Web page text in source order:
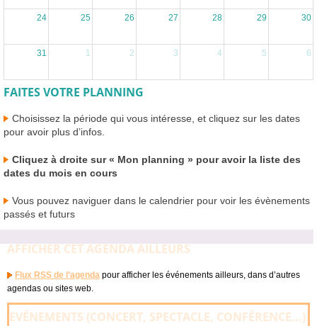
24 25 26 27 28 29 30
31 1 2 3 4 5 6
FAITES VOTRE PLANNING
Choisissez la période qui vous intéresse, et cliquez sur les dates
pour avoir plus d’infos.
Cliquez à droite sur « Mon planning » pour avoir la liste des
dates du mois en cours
Vous pouvez naviguer dans le calendrier pour voir les évènements
passés et futurs
AFFICHER CET AGENDA AILLEURS
Flux RSS de l’agenda pour afficher les événements ailleurs, dans d’autres
agendas ou sites web.
EVÉNEMENTS (CONCERT, SPECTACLE, CONFÉRENCE...)